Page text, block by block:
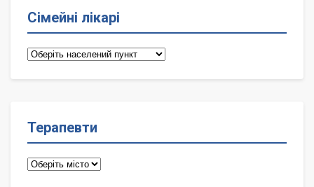
Сімейні лікарі
Сімейні
Терапевти
Терапевти